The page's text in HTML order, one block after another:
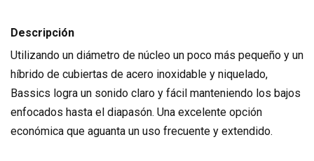
Descripción
Utilizando un diámetro de núcleo un poco más pequeño y un
híbrido de cubiertas de acero inoxidable y niquelado,
Bassics logra un sonido claro y fácil manteniendo los bajos
enfocados hasta el diapasón. Una excelente opción
económica que aguanta un uso frecuente y extendido.